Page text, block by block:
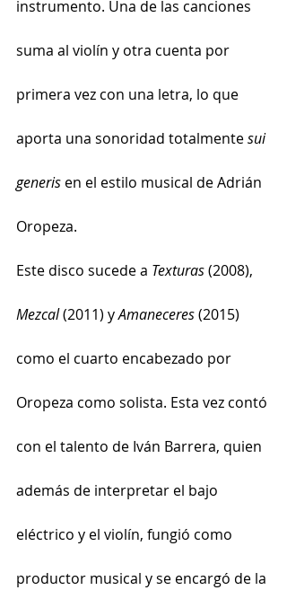
instrumento. Una de las canciones
suma al violín y otra cuenta por
primera vez con una letra, lo que
aporta una sonoridad totalmente sui
generis en el estilo musical de Adrián
Oropeza.
Este disco sucede a Texturas (2008),
Mezcal (2011) y Amaneceres (2015)
como el cuarto encabezado por
Oropeza como solista. Esta vez contó
con el talento de Iván Barrera, quien
además de interpretar el bajo
eléctrico y el violín, fungió como
productor musical y se encargó de la